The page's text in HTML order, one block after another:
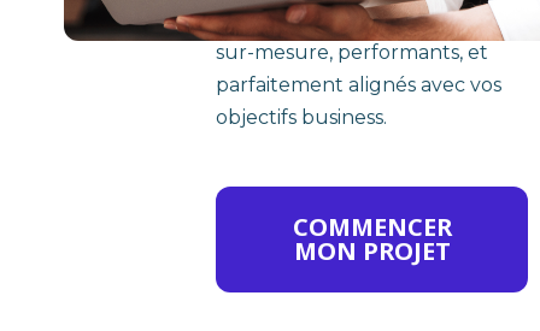
Webflow à Nice conçoit des sites
sur-mesure, performants, et
parfaitement alignés avec vos
objectifs business.
COMMENCER
MON PROJET